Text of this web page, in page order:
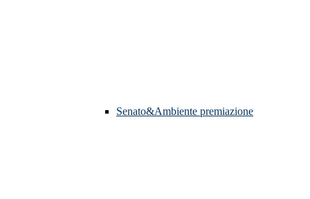
Senato&Ambiente premiazione